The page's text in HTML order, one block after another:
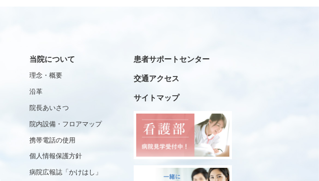
当院について
理念・概要
沿革
院長あいさつ
院内設備・フロアマップ
携帯電話の使用
個人情報保護方針
病院広報誌「かけはし」
患者サポートセンター
交通アクセス
サイトマップ